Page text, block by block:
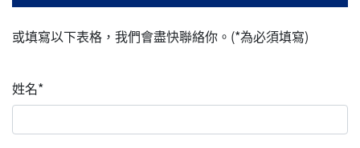
或填寫以下表格，我們會盡快聯絡你。(*為必須填寫)
姓名*